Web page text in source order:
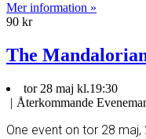
Mer information »
90 kr
The
tor 28 maj kl.19:30
| Återkommande
One event on tor 28 maj,